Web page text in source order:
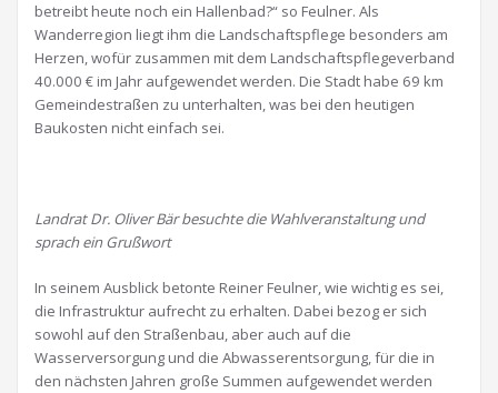
betreibt heute noch ein Hallenbad?“ so Feulner. Als
Wanderregion liegt ihm die Landschaftspflege besonders am
Herzen, wofür zusammen mit dem Landschaftspflegeverband
40.000 € im Jahr aufgewendet werden. Die Stadt habe 69 km
Gemeindestraßen zu unterhalten, was bei den heutigen
Baukosten nicht einfach sei.
Landrat Dr. Oliver Bär besuchte die Wahlveranstaltung und
sprach ein Grußwort
In seinem Ausblick betonte Reiner Feulner, wie wichtig es sei,
die Infrastruktur aufrecht zu erhalten. Dabei bezog er sich
sowohl auf den Straßenbau, aber auch auf die
Wasserversorgung und die Abwasserentsorgung, für die in
den nächsten Jahren große Summen aufgewendet werden